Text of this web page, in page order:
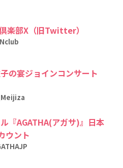
楽部X（旧Twitter）
子の宴ジョインコンサート
『AGATHA(アガサ)』日本
ウント